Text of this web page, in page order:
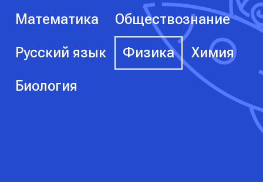
Математика Обществознание
Русский язык Физика Химия
Биология